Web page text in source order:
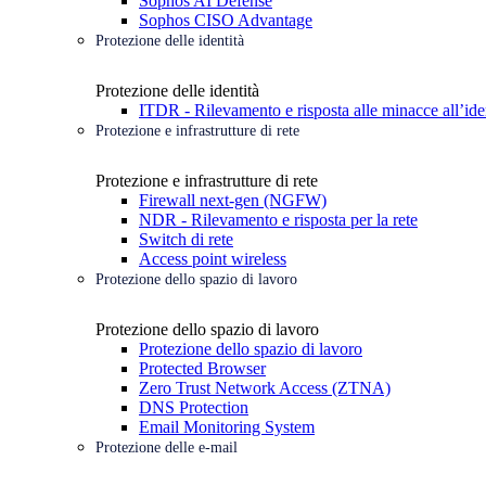
Sophos CISO Advantage
Protezione delle identità
Protezione delle identità
ITDR - Rilevamento e risposta alle minacce
Protezione e infrastrutture di rete
Protezione e infrastrutture di rete
Firewall next-gen (NGFW)
NDR - Rilevamento e risposta per la rete
Switch di rete
Access point wireless
Protezione dello spazio di lavoro
Protezione dello spazio di lavoro
Protezione dello spazio di lavoro
Protected Browser
Zero Trust Network Access (ZTNA)
DNS Protection
Email Monitoring System
Protezione delle e-mail